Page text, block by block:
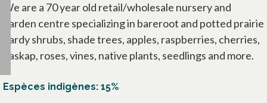
We are a 70 year old retail/wholesale nursery and
garden centre specializing in bareroot and potted prairie
hardy shrubs, shade trees, apples, raspberries, cherries,
haskap, roses, vines, native plants, seedlings and more.
Espèces indigènes: 15%